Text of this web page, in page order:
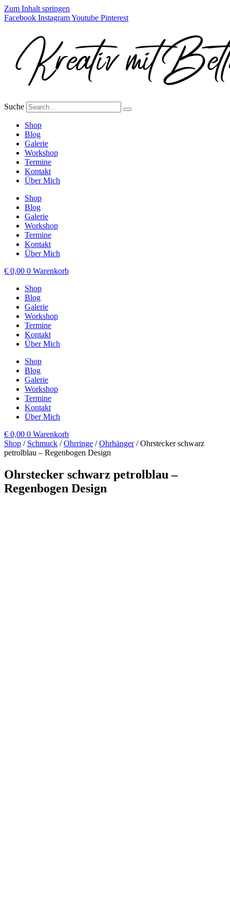
Zum Inhalt springen
Facebook InstagramYoutube Pinterest
Suche
Shop
Blog
Galerie
Workshop
Termine
Kontakt
Über Mich
Shop
Blog
Galerie
Workshop
Termine
Kontakt
Über Mich
€ 0,00 0 Warenkorb
Shop
Blog
Galerie
Workshop
Termine
Kontakt
Über Mich
Shop
Blog
Galerie
Workshop
Termine
Kontakt
Über Mich
€ 0,00 0 Warenkorb
Shop / Schmuck /Ohrringe /Ohrhänger/ Ohrstecker schwarz
petrolblau – Regenbogen Design
Ohrstecker schwarz petrolblau –
Regenbogen Design